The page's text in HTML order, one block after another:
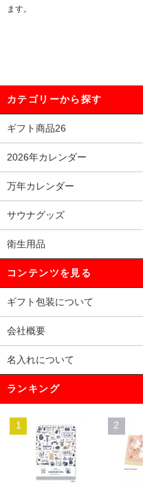
ます。
カテゴリーから探す
ギフト商品26
2026年カレンダー
万年カレンダー
サウナグッズ
衛生用品
コンテンツを見る
ギフト包装について
会社概要
名入れについて
ランキング
1 2